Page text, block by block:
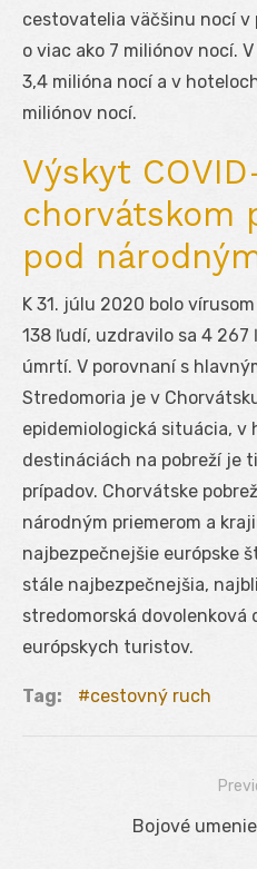
cestovatelia väčšinu nocí
o viac ako 7 miliónov nocí.
3,4 milióna nocí a v
miliónov nocí.
Výskyt
chorvátskom
pod
K 31. júlu 2020 bolo
138 ľudí, uzdravilo sa 4
úmrtí. V porovnaní s
Stredomoria je v
epidemiologická situácia,
destináciách na pobreží je
prípadov. Chorvátske
národným priemerom a
najbezpečnejšie európske
stále najbezpečnejšia,
stredomorská
európskych turistov.
Tag: cestovný ruch
Navigácia
Previous
Bojové